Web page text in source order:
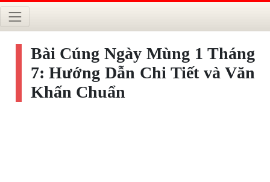
Bài Cúng Ngày Mùng 1 Tháng
7: Hướng Dẫn Chi Tiết và Văn
Khấn Chuẩn